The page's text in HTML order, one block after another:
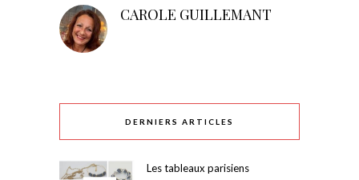
CAROLE GUILLEMANT
DERNIERS ARTICLES
Les tableaux parisiens